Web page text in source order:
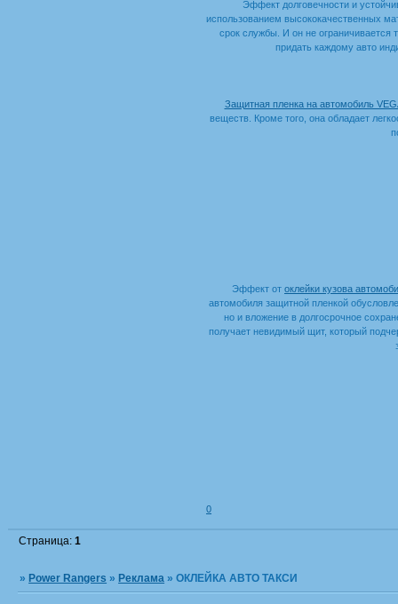
Эффект долговечности и
использованием высококачественных
срок службы. И он не ограничивается
придать каждому авто
Защитная пленка на автомобиль
веществ. Кроме того, она обладает
Эффект от оклейки кузова
автомобиля защитной пленкой
но и вложение в долгосрочное
получает невидимый щит, который
0
Страница:1
»Power Rangers »Реклама »ОКЛЕЙКА АВТО ТАКСИ